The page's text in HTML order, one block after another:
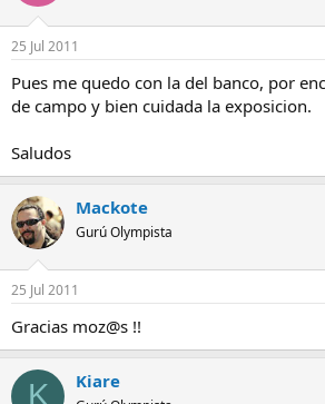
25 Jul 2011
Pues me quedo con la del banco, por
de campo y bien cuidada la exposicion.
Saludos
Mackote
Gurú Olympista
25 Jul 2011
Gracias moz@s !!
K Kiare